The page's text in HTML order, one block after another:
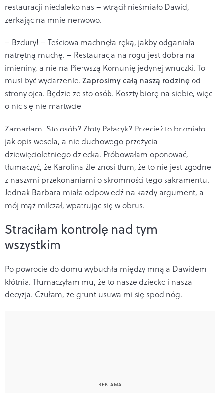
restauracji niedaleko nas – wtrącił nieśmiało Dawid,
zerkając na mnie nerwowo.
– Bzdury! – Teściowa machnęła ręką, jakby odganiała
natrętną muchę. – Restauracja na rogu jest dobra na
imieniny, a nie na Pierwszą Komunię jedynej wnuczki. To
musi być wydarzenie. Zaprosimy całą naszą rodzinęod
strony ojca. Będzie ze sto osób. Koszty biorę na siebie, więc
o nic się nie martwcie.
Zamarłam. Sto osób? Złoty Pałacyk? Przecież to brzmiało
jak opis wesela, a nie duchowego przeżycia
dziewięcioletniego dziecka. Próbowałam oponować,
tłumaczyć, że Karolina źle znosi tłum, że to nie jest zgodne
z naszymi przekonaniami o skromności tego sakramentu.
Jednak Barbara miała odpowiedź na każdy argument, a
mój mąż milczał, wpatrując się w obrus.
Straciłam kontrolę nad tym
wszystkim
Po powrocie do domu wybuchła między mną a Dawidem
kłótnia. Tłumaczyłam mu, że to nasze dziecko i nasza
decyzja. Czułam, że grunt usuwa mi się spod nóg.